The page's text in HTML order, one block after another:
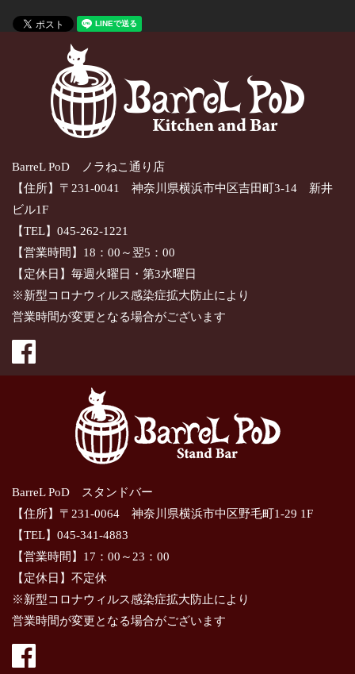
BarreL PoD ノラねこ通り店
【住所】〒231-0041 神奈川県横浜市中区吉田町3-14 新井
ビル1F
【TEL】045-262-1221
【営業時間】18：00～翌5：00
【定休日】毎週火曜日・第3水曜日
※新型コロナウィルス感染症拡大防止により
営業時間が変更となる場合がございます
BarreL PoD スタンドバー
【住所】〒231-0064 神奈川県横浜市中区野毛町1-29 1F
【TEL】045-341-4883
【営業時間】17：00～23：00
【定休日】不定休
※新型コロナウィルス感染症拡大防止により
営業時間が変更となる場合がございます